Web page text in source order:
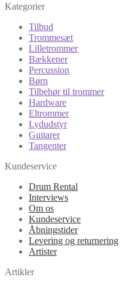
Kategorier
Tilbud
Trommesæt
Lilletrommer
Bækkener
Percussion
Børn
Tilbehør til trommer
Hardware
Eltrommer
Lydudstyr
Guitarer
Tangenter
Kundeservice
Drum Rental
Interviews
Om os
Kundeservice
Åbningstider
Levering og returnering
Artister
Artikler